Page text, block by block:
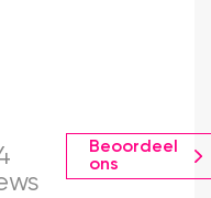
Beoordeel
ons